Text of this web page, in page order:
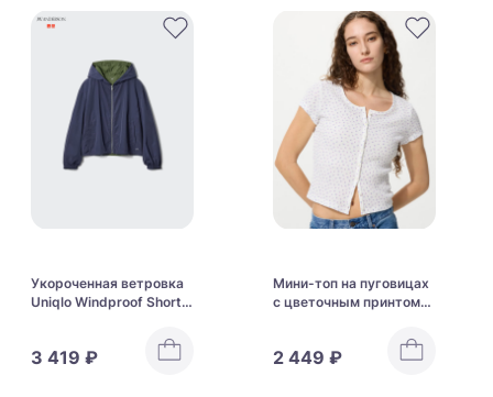
Укороченная ветровка
Uniqlo Windproof Short
3 419 ₽
Мини-топ на пуговицах
с цветочным принтом
2 449 ₽